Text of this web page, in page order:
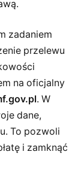
zadaniem
przelewu
na oficjalny
. W
dane,
To pozwoli
i zamknąć